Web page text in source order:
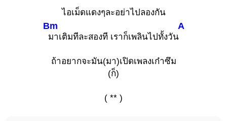
ไอเม็ดแดงๆละอย่าไปลองกัน
Bm
มาเติมทีละสองที เราก็เพลินไปทั้งวัน
A
ถ้าอยากจะมัน(มา)เปิดเพลงเก๋าซึม
(ก็)
( ** )